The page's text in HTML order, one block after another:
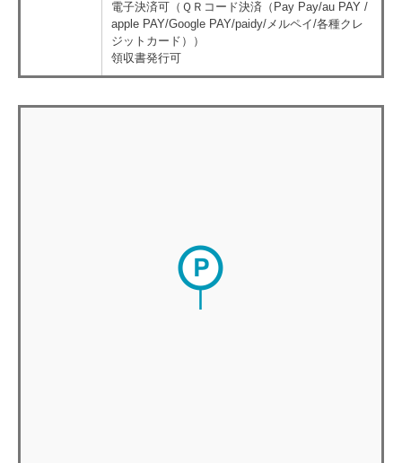
電子決済可（ＱＲコード決済（Pay Pay/au PAY /
apple PAY/Google PAY/paidy/メルペイ/各種クレ
ジットカード））
領収書発行可